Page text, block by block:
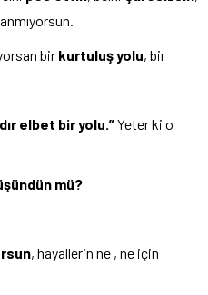
bir kurtuluş yolu, bir
elbet bir yolu.”Yeter ki o
mü?
, hayallerin ne , ne için